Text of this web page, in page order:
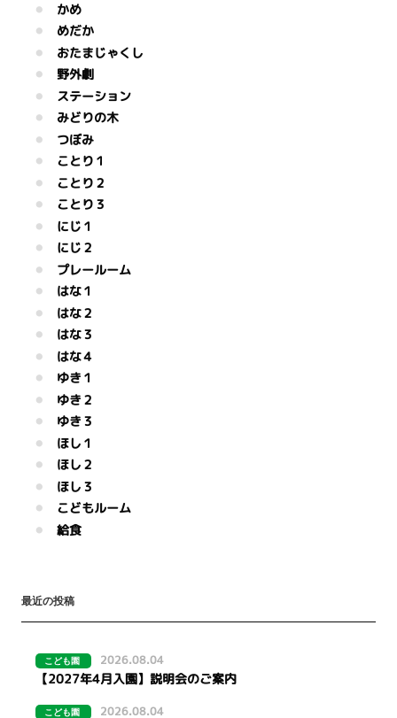
かめ
めだか
おたまじゃくし
野外劇
ステーション
みどりの木
つぼみ
ことり１
ことり２
ことり３
にじ１
にじ２
プレールーム
はな１
はな２
はな３
はな４
ゆき１
ゆき２
ゆき３
ほし１
ほし２
ほし３
こどもルーム
給食
最近の投稿
こども園 2026.08.04
【2027年4月入園】説明会のご案内
こども園 2026.08.04